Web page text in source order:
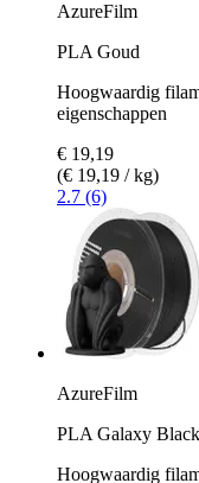
AzureFilm
PLA Goud
Hoogwaardig
eigenschappen
€ 19,19
(€ 19,19 / kg)
2.7 (6)
AzureFilm
PLA Galaxy Black
Hoogwaardig